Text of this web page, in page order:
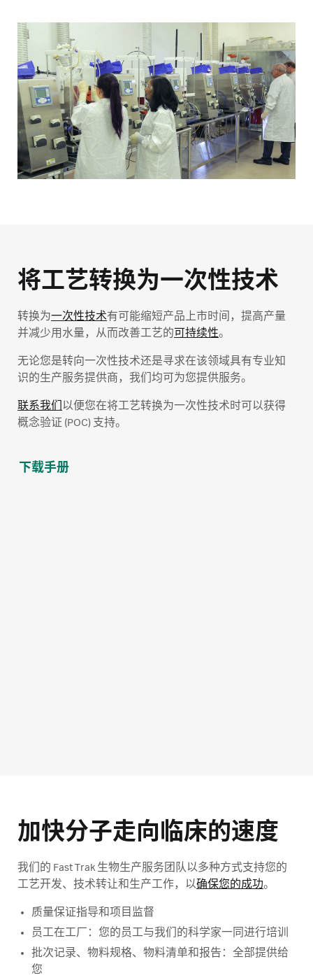
将工艺转换为一次性技术
转换为一次性技术有可能缩短产品上市时间，提高产量
并减少用水量，从而改善工艺的可持续性。
无论您是转向一次性技术还是寻求在该领域具有专业知
识的生产服务提供商，我们均可为您提供服务。
联系我们 以便您在将工艺转换为一次性技术时可以获得
概念验证 (POC) 支持。
下载手册
加快分子走向临床的速度
我们的 Fast Trak 生物生产服务团队以多种方式支持您的
工艺开发、技术转让和生产工作，以确保您的成功。
质量保证指导和项目监督
员工在工厂：您的员工与我们的科学家一同进行培训
批次记录、物料规格、物料清单和报告：全部提供给
您